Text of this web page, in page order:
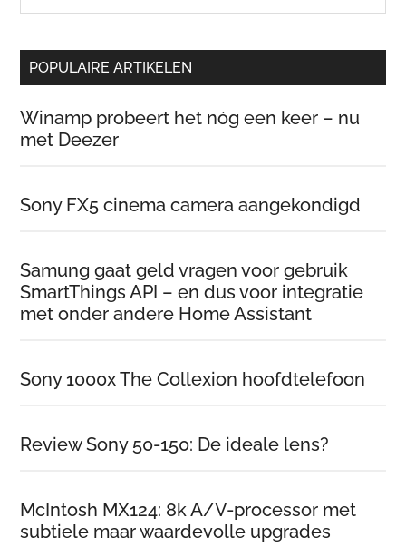
site
POPULAIRE ARTIKELEN
Winamp probeert het nóg een keer – nu
met Deezer
Sony FX5 cinema camera aangekondigd
Samung gaat geld vragen voor gebruik
SmartThings API – en dus voor integratie
met onder andere Home Assistant
Sony 1000x The Collexion hoofdtelefoon
Review Sony 50-150: De ideale lens?
McIntosh MX124: 8k A/V-processor met
subtiele maar waardevolle upgrades